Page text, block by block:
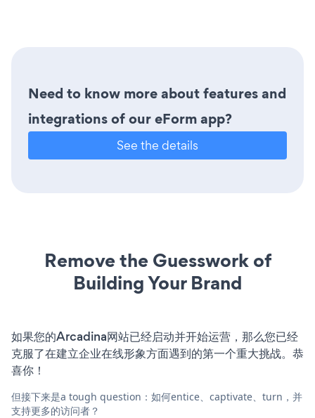
Need to know more about features and
integrations of our eForm app?
See the details
Remove the Guesswork of
Building Your Brand
如果您的Arcadina网站已经启动并开始运营，那么您已经
克服了在建立企业在线形象方面遇到的第一个重大挑战。恭
喜你！
但接下来是a tough question：如何entice、captivate、turn，并
支持更多的访问者？